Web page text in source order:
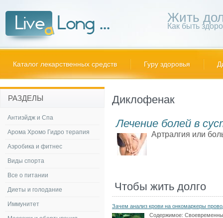
Жить
Как быть
Каталог лекарственных средств Гуру здоровья
Диклофенак
Лечение болей в
Артралгия или
Чтобы жить долго
Зачем анализ крови на онкомаркеры
Содержимое:
РАЗДЕЛЫ
Антиэйдж и Спа
Арома Хромо Гидро терапия
Аэробика и фитнес
Виды спорта
Все о питании
Диеты и голодание
Иммунитет